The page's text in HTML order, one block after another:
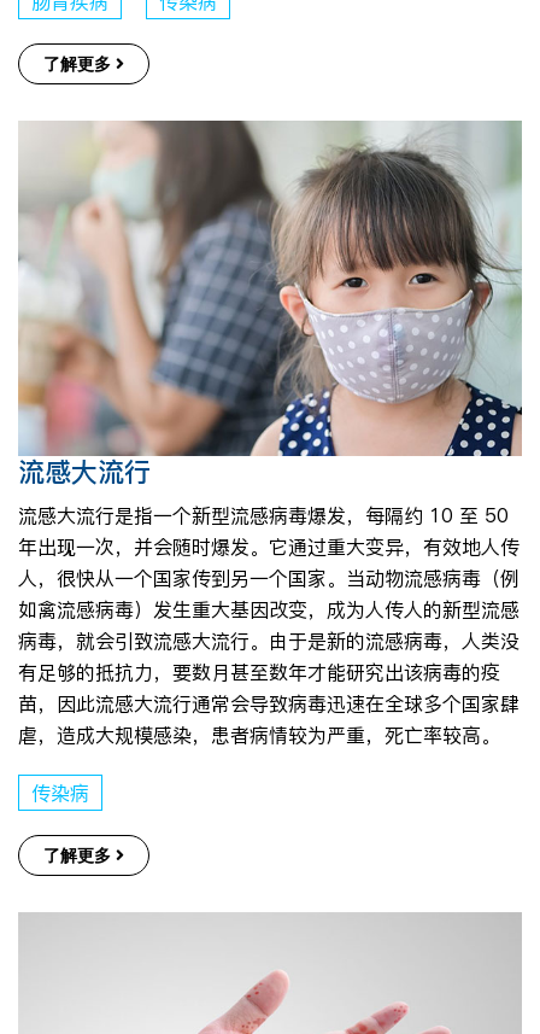
了解更多
流感大流行
流感大流行是指一个新型流感病毒爆发，每隔约 10 至 50
年出现一次，并会随时爆发。它通过重大变异，有效地人传
人，很快从一个国家传到另一个国家。当动物流感病毒（例
如禽流感病毒）发生重大基因改变，成为人传人的新型流感
病毒，就会引致流感大流行。由于是新的流感病毒，人类没
有足够的抵抗力，要数月甚至数年才能研究出该病毒的疫
苗，因此流感大流行通常会导致病毒迅速在全球多个国家肆
虐，造成大规模感染，患者病情较为严重，死亡率较高。
传染病
了解更多